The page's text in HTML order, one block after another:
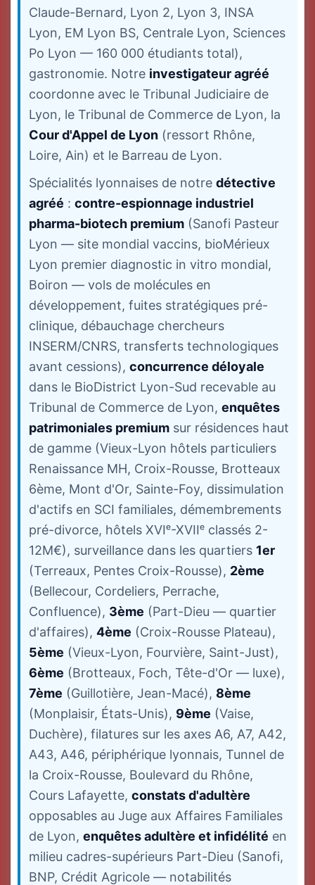
Claude-Bernard, Lyon 2, Lyon 3, INSA
Lyon, EM Lyon BS, Centrale Lyon, Sciences
Po Lyon — 160 000 étudiants total),
gastronomie. Notre investigateur agréé
coordonne avec le Tribunal Judiciaire de
Lyon, le Tribunal de Commerce de Lyon, la
Cour d'Appel de Lyon (ressort Rhône,
Loire, Ain) et le Barreau de Lyon.
Spécialités lyonnaises de notre détective
agréé : contre-espionnage industriel
pharma-biotech premium (Sanofi Pasteur
Lyon — site mondial vaccins, bioMérieux
Lyon premier diagnostic in vitro mondial,
Boiron — vols de molécules en
développement, fuites stratégiques pré-
clinique, débauchage chercheurs
INSERM/CNRS, transferts technologiques
avant cessions), concurrence déloyale
dans le BioDistrict Lyon-Sud recevable au
Tribunal de Commerce de Lyon, enquêtes
patrimoniales premium sur résidences haut
de gamme (Vieux-Lyon hôtels particuliers
Renaissance MH, Croix-Rousse, Brotteaux
6ème, Mont d'Or, Sainte-Foy, dissimulation
d'actifs en SCI familiales, démembrements
pré-divorce, hôtels XVIᵉ-XVIIᵉ classés 2-
12M€), surveillance dans les quartiers 1er
(Terreaux, Pentes Croix-Rousse), 2ème
(Bellecour, Cordeliers, Perrache,
Confluence), 3ème (Part-Dieu — quartier
d'affaires), 4ème (Croix-Rousse Plateau),
5ème (Vieux-Lyon, Fourvière, Saint-Just),
6ème (Brotteaux, Foch, Tête-d'Or — luxe),
7ème (Guillotière, Jean-Macé), 8ème
(Monplaisir, États-Unis), 9ème (Vaise,
Duchère), filatures sur les axes A6, A7, A42,
A43, A46, périphérique lyonnais, Tunnel de
la Croix-Rousse, Boulevard du Rhône,
Cours Lafayette, constats d'adultère
opposables au Juge aux Affaires Familiales
de Lyon, enquêtes adultère et infidélité en
milieu cadres-supérieurs Part-Dieu (Sanofi,
BNP, Crédit Agricole — notabilités